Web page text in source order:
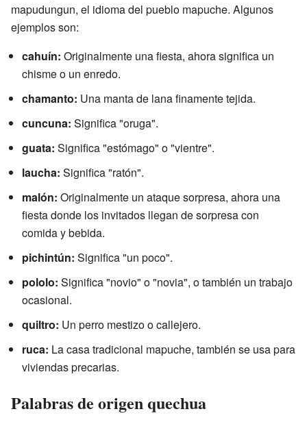
mapudungun, el idioma del pueblo mapuche. Algunos
ejemplos son:
cahuín: Originalmente una fiesta, ahora significa un
chisme o un enredo.
chamanto: Una manta de lana finamente tejida.
cuncuna: Significa "oruga".
guata: Significa "estómago" o "vientre".
laucha: Significa "ratón".
malón: Originalmente un ataque sorpresa, ahora una
fiesta donde los invitados llegan de sorpresa con
comida y bebida.
pichintún: Significa "un poco".
pololo: Significa "novio" o "novia", o también un trabajo
ocasional.
quiltro: Un perro mestizo o callejero.
ruca: La casa tradicional mapuche, también se usa para
viviendas precarias.
Palabras de origen quechua